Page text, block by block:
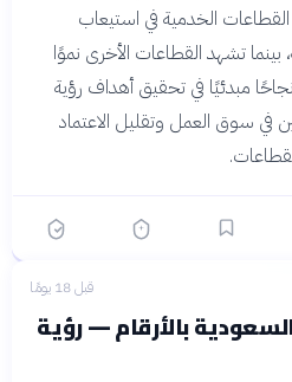
القطاعات الخدمية في استيعاب
بينما تشهد القطاعات الأخرى نموًا
مبدئيًا في تحقيق أهداف رؤية
في سوق العمل وتقليل الاعتماد
قبل 18 يومًا
بالأرقام — رؤية